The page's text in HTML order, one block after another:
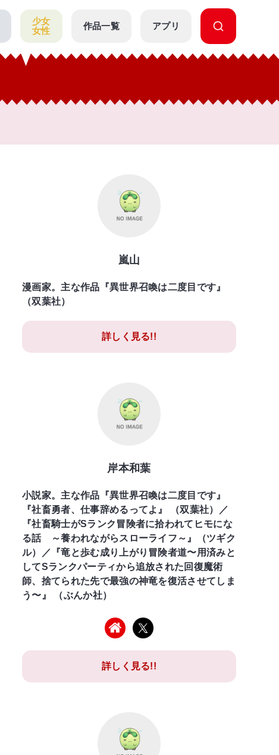
少女
女性
作品一覧 アプリ
嵐山
漫画家。主な作品『異世界召喚は二度目です』
（双葉社）
詳しく見る!!
岸本和葉
小説家。主な作品『異世界召喚は二度目です』
『社畜勇者、仕事辞めるってよ』 （双葉社）／
『社畜騎士がSランク冒険者に拾われてヒモにな
る話 ～養われながらスローライフ～』（ツギク
ル）／『竜と歩む成り上がり冒険者道〜用済みと
してSランクパーティから追放された回復魔術
師、捨てられた先で最強の神竜を復活させてしま
う〜』 （ぶんか社）
詳しく見る!!